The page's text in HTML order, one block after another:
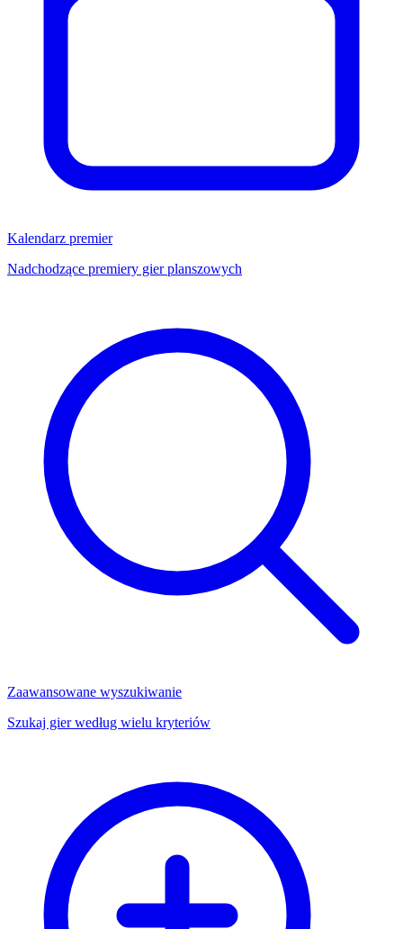
Kalendarz premier
Nadchodzące premiery gier planszowych
Zaawansowane wyszukiwanie
Szukaj gier według wielu kryteriów